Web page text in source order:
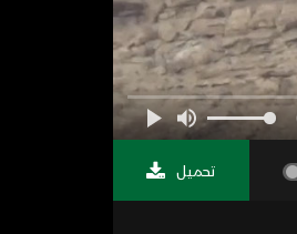
تحميل